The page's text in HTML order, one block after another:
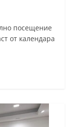
посещение
от календара